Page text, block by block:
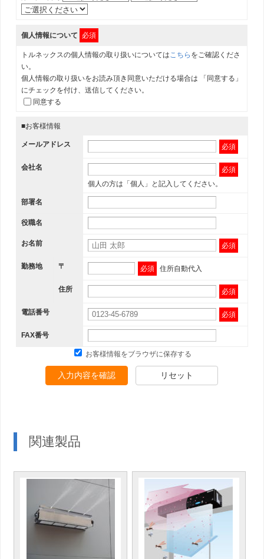
個人情報について 必須
トルネックスの個人情報の取り扱いについてはこちら をご確認くださ
い。
個人情報の取り扱いをお読み頂き同意いただける場合は 「同意する」
にチェックを付け、送信してください。
同意する
■お客様情報
メールアドレス 必須
会社名
必須
個人の方は「個人」と記入してください。
部署名
役職名
お名前 必須
勤務地 〒 必須 住所自動代入
住所 必須
電話番号 必須
FAX番号
お客様情報をブラウザに保存する
入力内容を確認 リセット
関連製品